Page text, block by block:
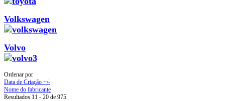
Volkswagen
Volvo
Ordenar por
Data de Criação +/-
Nome do fabricante
Resultados 11 - 20 de 975